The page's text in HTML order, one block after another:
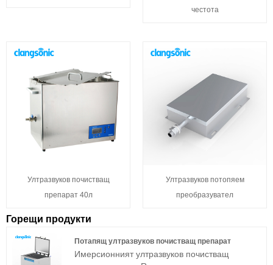
честота
Ултразвуков почистващ
препарат 40л
Ултразвуков потопяем
преобразувател
Горещи продукти
Потапящ ултразвуков почистващ препарат
Имерсионният ултразвуков почистващ